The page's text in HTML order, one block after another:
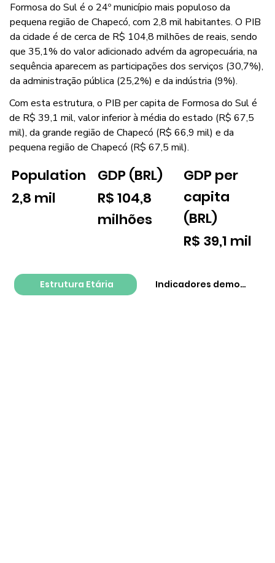
Estrutura Etária Indicadores
Formosa do Sul é o 24º município mais populoso da
pequena região de Chapecó, com 2,8 mil habitantes. O PIB
da cidade é de cerca de R$ 104,8 milhões de reais, sendo
que 35,1% do valor adicionado advém da agropecuária, na
sequência aparecem as participações dos serviços (30,7%),
da administração pública (25,2%) e da indústria (9%).
Com esta estrutura, o PIB per capita de Formosa do Sul é
de R$ 39,1 mil, valor inferior à média do estado (R$ 67,5
mil), da grande região de Chapecó (R$ 66,9 mil) e da
pequena região de Chapecó (R$ 67,5 mil).
Population
2,8 mil
GDP (BRL)
R$ 104,8
milhões
GDP per
capita
(BRL)
R$ 39,1 mil